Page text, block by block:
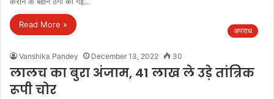
Read More »
अपराध
Vanshika Pandey December 13, 2022 30
लालच का बुरा अंजाम, 41 लाख ले उड़े तांत्रिक
रूपी चोर